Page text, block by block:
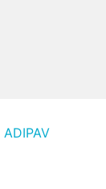
ADIPAV